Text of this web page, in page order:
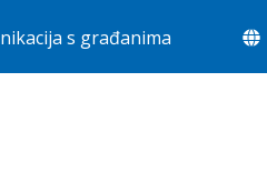
s građanima